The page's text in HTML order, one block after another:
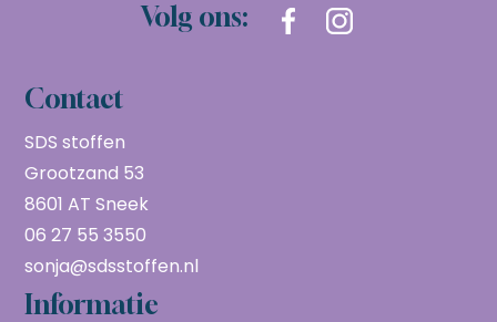
Volg ons:
Contact
SDS stoffen
Grootzand 53
8601 AT Sneek
06 27 55 3550
sonja@sdsstoffen.nl
Informatie